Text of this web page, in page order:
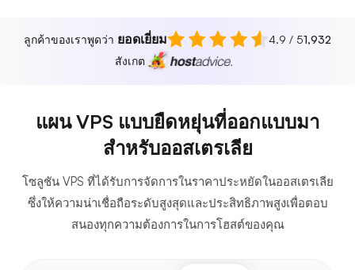
ลูกค้าของเราพูดว่า ยอดเยี่ยม 4.9 / 51,932
สังเกต
แผน VPS แบบยืดหยุ่นที่ออกแบบมา
สำหรับออสเตรเลีย
โซลูชัน VPS ที่ได้รับการจัดการในราคาประหยัดในออสเตรเลีย
ซึ่งให้ความน่าเชื่อถือระดับสูงสุดและประสิทธิภาพสูงเพื่อตอบ
สนองทุกความต้องการในการโฮสต์ของคุณ